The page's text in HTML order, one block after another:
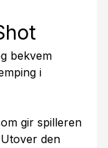
bekvem
i
gir spilleren
den